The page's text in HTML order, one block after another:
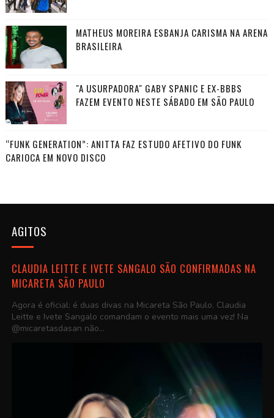
MATHEUS MOREIRA ESBANJA CARISMA NA ARENA
BRASILEIRA
"A USURPADORA" GABY SPANIC E EX-BBBS
FAZEM EVENTO NESTE SÁBADO EM SÃO PAULO
“FUNK GENERATION”: ANITTA FAZ ESTUDO AFETIVO DO FUNK
CARIOCA EM NOVO DISCO
AGITOS
CLAUDIA LEITTE E IVETE SANGALO SÃO CONFIRMADAS NA
MICARETA SÃO PAULO
Agora é oficial: é duas divas na Micareta São Paulo. Claudia
Leitte e Ivete Sangalo comandam o evento mais uma vez! Na
@micaretasdasan não...